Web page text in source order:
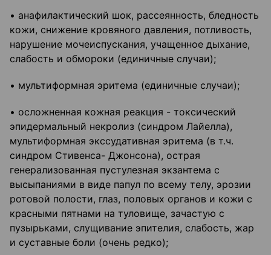
• анафилактический шок, рассеянность, бледность
кожи, снижение кровяного давления, потливость,
нарушение мочеиспускания, учащенное дыхание,
слабость и обмороки (единичные случаи);
• мультиформная эритема (единичные случаи);
• осложненная кожная реакция - токсический
эпидермальный некролиз (синдром Лайелла),
мультиформная экссудативная эритема (в т.ч.
синдром Стивенса- Джонсона), острая
генерализованная пустулезная экзантема с
высыпаниями в виде папул по всему телу, эрозии
ротовой полости, глаз, половых органов и кожи с
красными пятнами на туловище, зачастую с
пузырьками, слущивание эпителия, слабость, жар
и суставные боли (очень редко);